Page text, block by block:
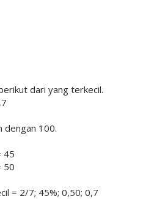
dari yang terkecil.
dengan 100.
45
50
= 2/7; 45%; 0,50; 0,7